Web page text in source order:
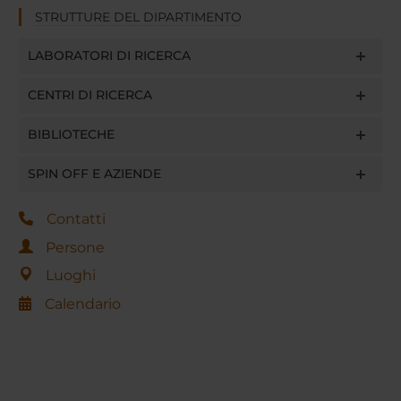
STRUTTURE DEL DIPARTIMENTO
LABORATORI DI RICERCA
CENTRI DI RICERCA
BIBLIOTECHE
SPIN OFF E AZIENDE
Contatti
Persone
Luoghi
Calendario